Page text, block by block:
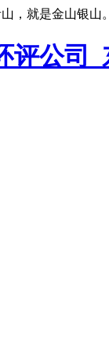
，就是金山银山。